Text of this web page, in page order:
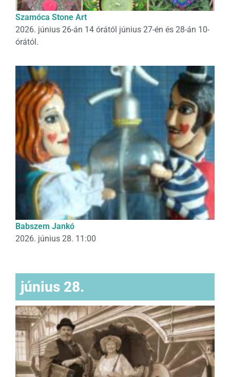
Szamóca Stone Art
2026. június 26-án 14 órától június 27-én és 28-án 10-
órától.
Babszem Jankó
2026. június 28. 11:00
június 28.